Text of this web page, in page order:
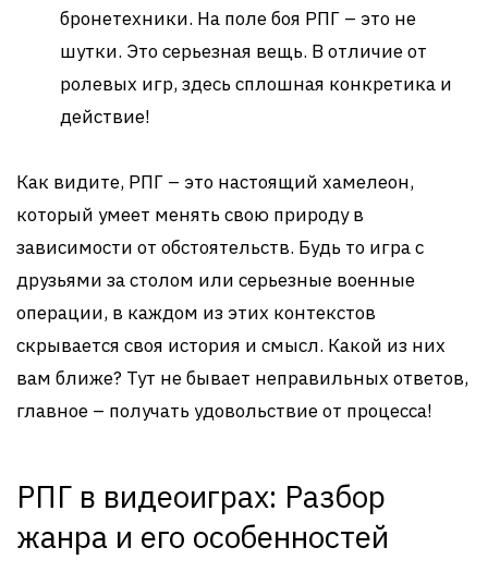
бронетехники. На поле боя РПГ – это не
шутки. Это серьезная вещь. В отличие от
ролевых игр, здесь сплошная конкретика и
действие!
Как видите, РПГ – это настоящий хамелеон,
который умеет менять свою природу в
зависимости от обстоятельств. Будь то игра с
друзьями за столом или серьезные военные
операции, в каждом из этих контекстов
скрывается своя история и смысл. Какой из них
вам ближе? Тут не бывает неправильных ответов,
главное – получать удовольствие от процесса!
РПГ в видеоиграх: Разбор
жанра и его особенностей